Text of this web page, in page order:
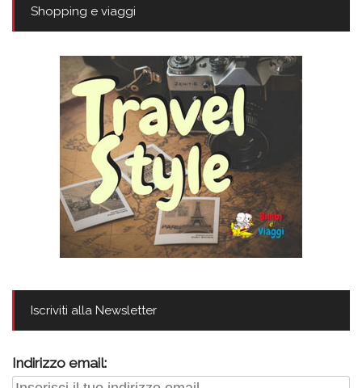
Shopping e viaggi
Iscriviti alla Newsletter
Indirizzo email: